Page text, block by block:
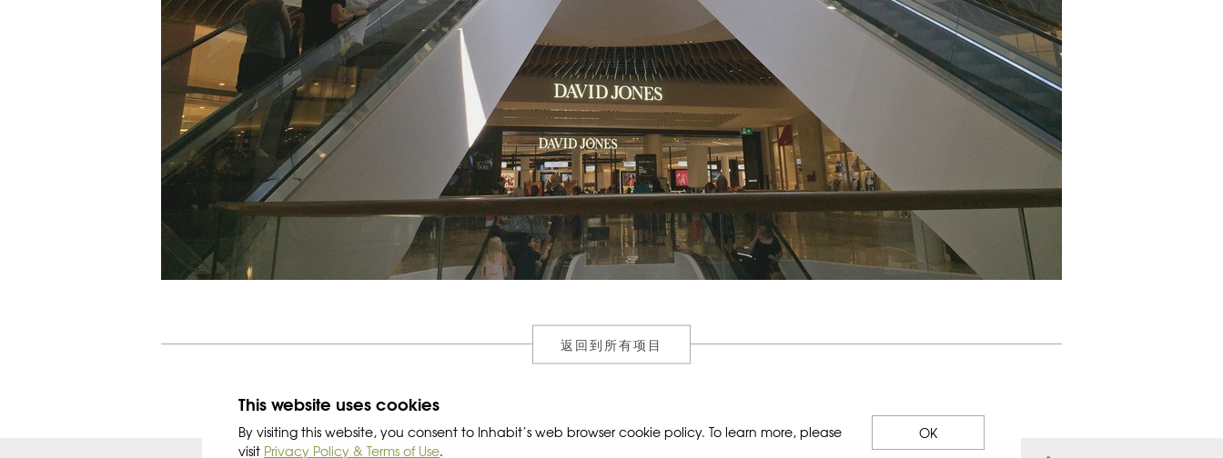
返回到所有项目
This website uses cookies
By visiting this website, you consent to Inhabit’s web browser cookie policy. To learn more, please
visit Privacy Policy & Terms of Use.
OK